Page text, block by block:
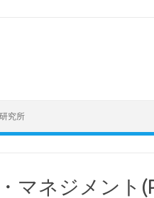
究所
マネジメント